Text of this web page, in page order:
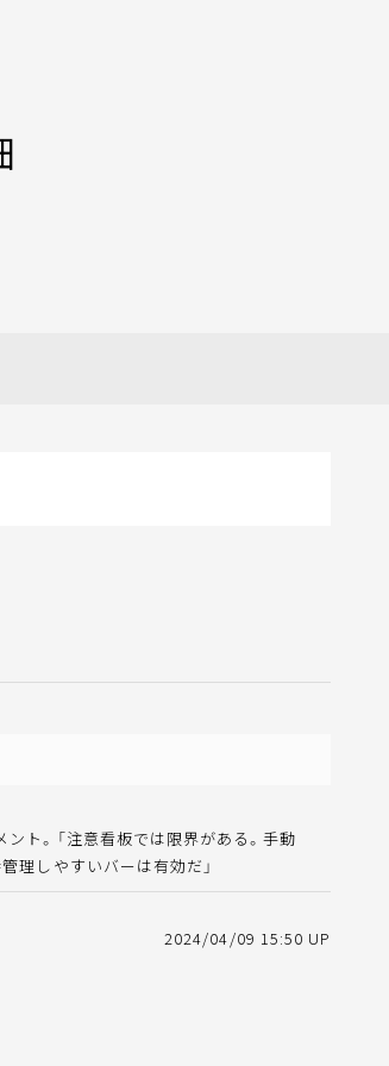
ト。「注意看板では限界がある。手動
理しやすいバーは有効だ」
2024/04/09 15:50 UP